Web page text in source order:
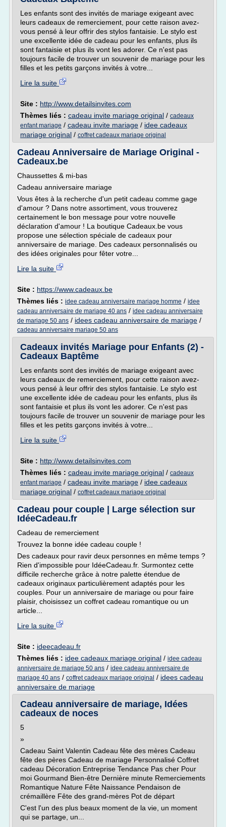
Les enfants sont des invités de mariage exigeant avec
leurs cadeaux de remerciement, pour cette raison avez-
vous pensé à leur offrir des stylos fantaisie. Le stylo est
une excellente idée de cadeau pour les enfants, plus ils
sont fantaisie et plus ils vont les adorer. Ce n'est pas
toujours facile de trouver un souvenir de mariage pour les
filles et les petits garçons invités à votre...
Lire la suite
Site : http://www.detailsinvites.com
Thèmes liés : cadeau invite mariage original / cadeaux
enfant mariage / cadeau invite mariage / idee cadeaux
mariage original / coffret cadeaux mariage original
Cadeau Anniversaire de Mariage Original -
Cadeaux.be
Chaussettes & mi-bas
Cadeau anniversaire mariage
Vous êtes à la recherche d'un petit cadeau comme gage
d'amour ? Dans notre assortiment, vous trouverez
certainement le bon message pour votre nouvelle
déclaration d'amour ! La boutique Cadeaux.be vous
propose une sélection spéciale de cadeaux pour
anniversaire de mariage. Des cadeaux personnalisés ou
des idées originales pour fêter votre...
Lire la suite
Site : https://www.cadeaux.be
Thèmes liés : idee cadeau anniversaire mariage homme / idee
cadeau anniversaire de mariage 40 ans / idee cadeau anniversaire
de mariage 50 ans / idees cadeau anniversaire de mariage /
cadeau anniversaire mariage 50 ans
Cadeaux invités Mariage pour Enfants (2) -
Cadeaux Baptême
Les enfants sont des invités de mariage exigeant avec
leurs cadeaux de remerciement, pour cette raison avez-
vous pensé à leur offrir des stylos fantaisie. Le stylo est
une excellente idée de cadeau pour les enfants, plus ils
sont fantaisie et plus ils vont les adorer. Ce n'est pas
toujours facile de trouver un souvenir de mariage pour les
filles et les petits garçons invités à votre...
Lire la suite
Site : http://www.detailsinvites.com
Thèmes liés : cadeau invite mariage original / cadeaux
enfant mariage / cadeau invite mariage / idee cadeaux
mariage original / coffret cadeaux mariage original
Cadeau pour couple | Large sélection sur
IdéeCadeau.fr
Cadeau de remerciement
Trouvez la bonne idée cadeau couple !
Des cadeaux pour ravir deux personnes en même temps ?
Rien d'impossible pour IdéeCadeau.fr. Surmontez cette
difficile recherche grâce à notre palette étendue de
cadeaux originaux particulièrement adaptés pour les
couples. Pour un anniversaire de mariage ou pour faire
plaisir, choisissez un coffret cadeau romantique ou un
article...
Lire la suite
Site : ideecadeau.fr
Thèmes liés : idee cadeaux mariage original / idee cadeau
anniversaire de mariage 50 ans / idee cadeau anniversaire de
mariage 40 ans / coffret cadeaux mariage original / idees cadeau
anniversaire de mariage
Cadeau anniversaire de mariage, Idées
cadeaux de noces
5
»
Cadeau Saint Valentin Cadeau fête des mères Cadeau
fête des pères Cadeau de mariage Personnalisé Coffret
cadeau Décoration Entreprise Tendance Pas cher Pour
moi Gourmand Bien-être Dernière minute Remerciements
Romantique Nature Fête Naissance Pendaison de
crémaillère Fête des grand-mères Pot de départ
C'est l'un des plus beaux moment de la vie, un moment
qui se partage, un...